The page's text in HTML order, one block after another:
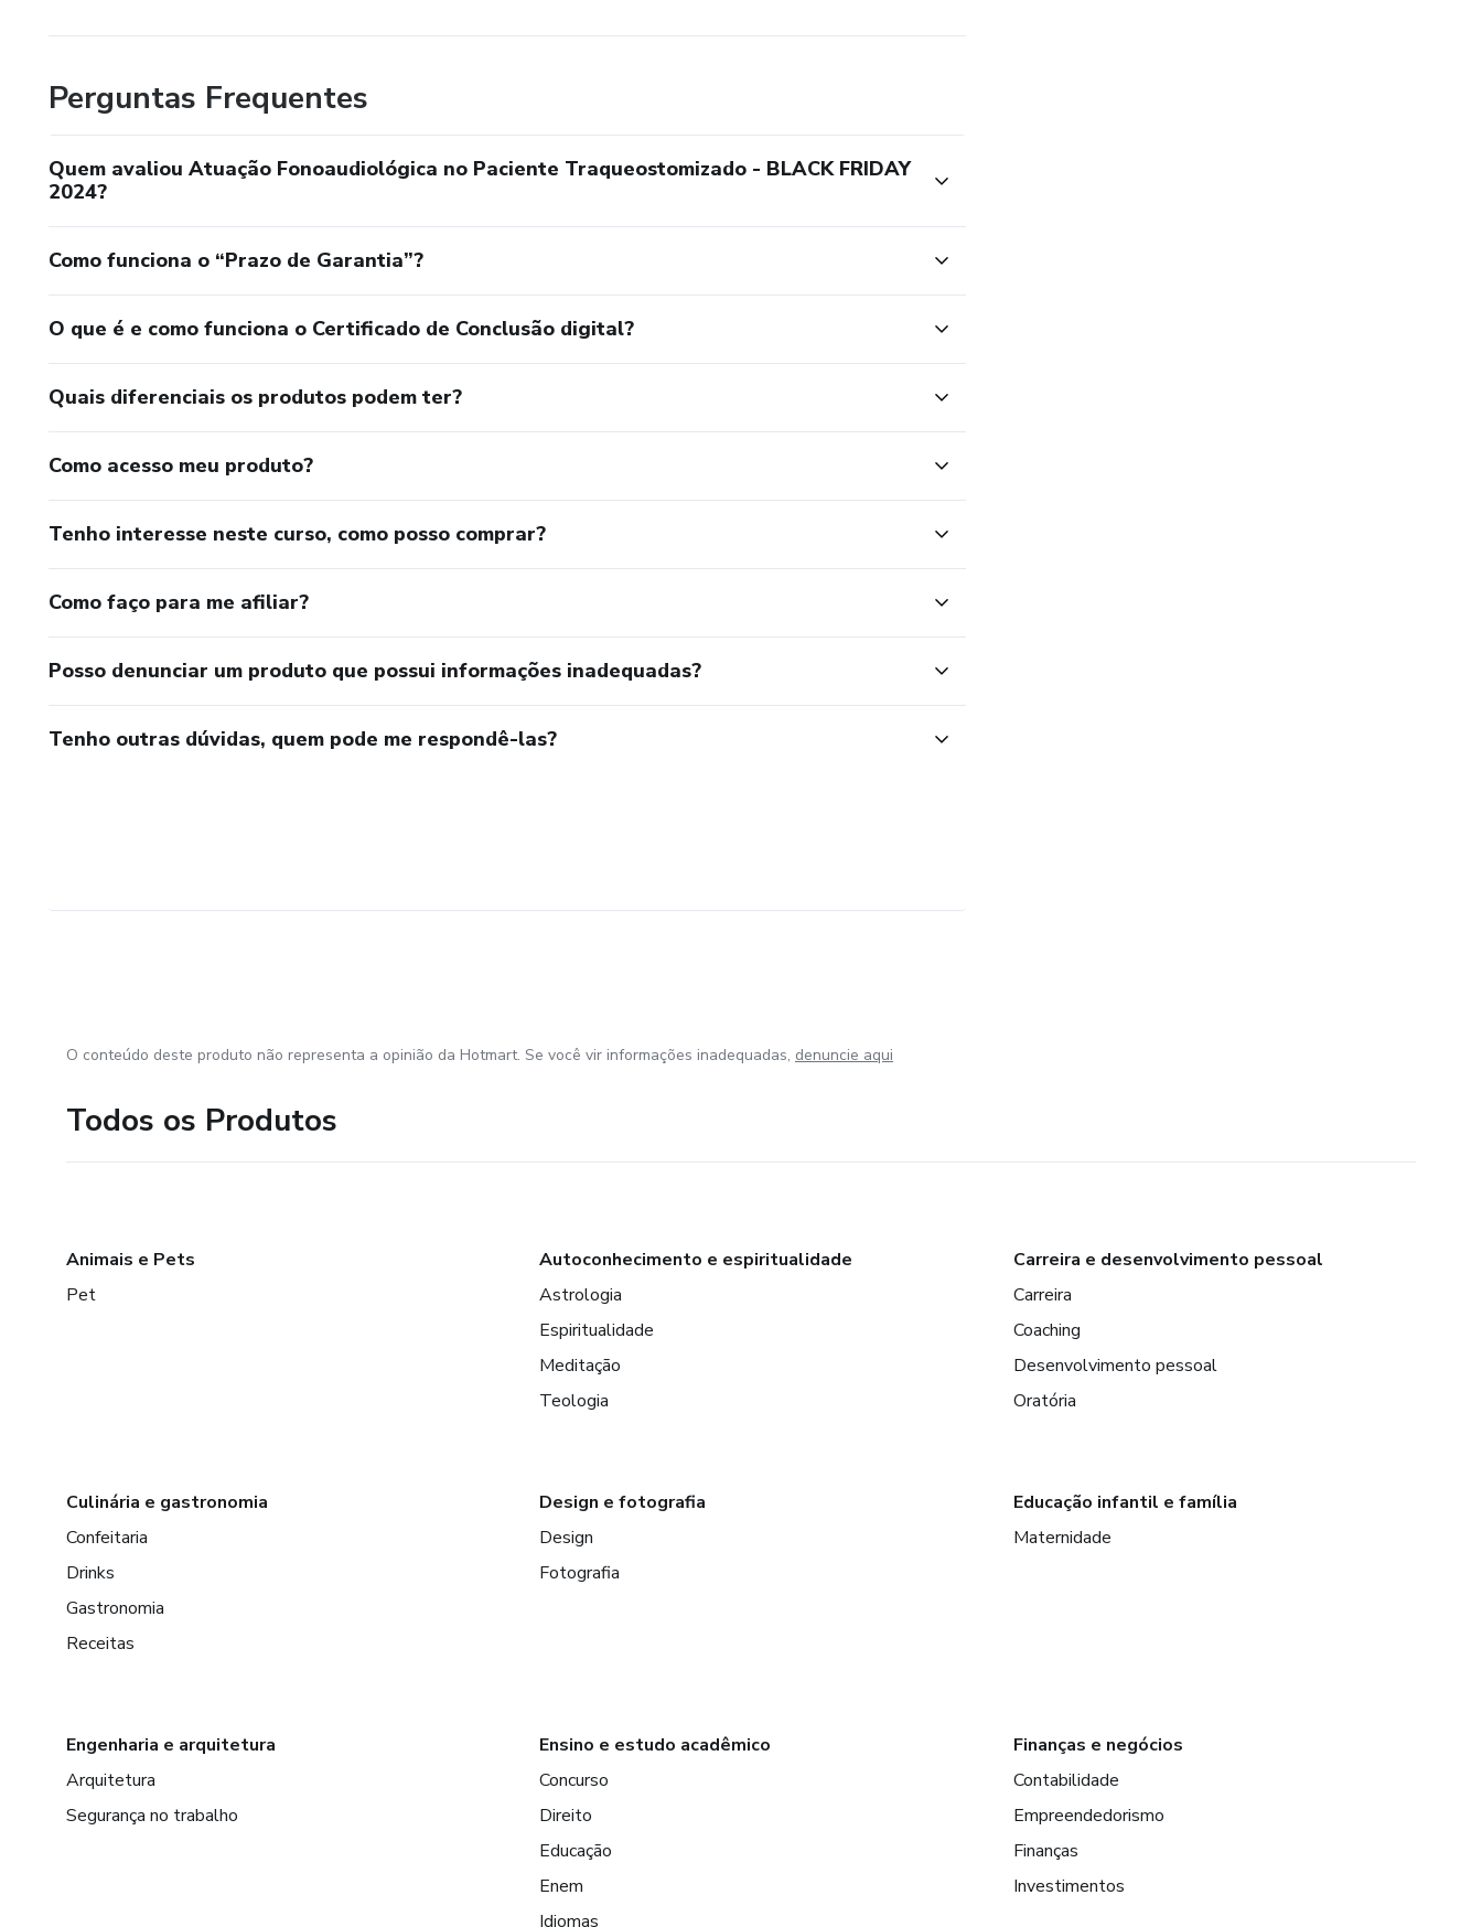
Perguntas Frequentes
Quem avaliou Atuação Fonoaudiológica no Paciente Traqueostomizado - BLACK FRIDAY
2024?
Como funciona o “Prazo de Garantia”?
O que é e como funciona o Certificado de Conclusão digital?
Quais diferenciais os produtos podem ter?
Como acesso meu produto?
Tenho interesse neste curso, como posso comprar?
Como faço para me afiliar?
Posso denunciar um produto que possui informações inadequadas?
Tenho outras dúvidas, quem pode me respondê-las?
O conteúdo deste produto não representa a opinião da Hotmart. Se você vir informações inadequadas, denuncie aqui
Todos os Produtos
Animais e Pets
Pet
Autoconhecimento e espiritualidade
Astrologia
Espiritualidade
Meditação
Teologia
Carreira e desenvolvimento pessoal
Carreira
Coaching
Desenvolvimento pessoal
Oratória
Culinária e gastronomia
Confeitaria
Drinks
Gastronomia
Receitas
Design e fotografia
Design
Fotografia
Educação infantil e família
Maternidade
Engenharia e arquitetura
Arquitetura
Segurança no trabalho
Ensino e estudo acadêmico
Concurso
Direito
Educação
Enem
Idiomas
Finanças e negócios
Contabilidade
Empreendedorismo
Finanças
Investimentos